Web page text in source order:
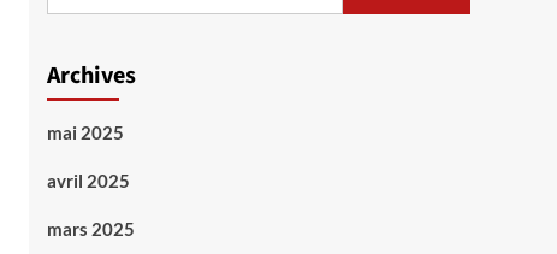
Archives
mai 2025
avril 2025
mars 2025